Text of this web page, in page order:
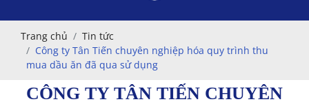
Trang chủ
Tin tức
Công ty Tân Tiến chuyên nghiệp hóa quy trình thu
mua dầu ăn đã qua sử dụng
CÔNG TY TÂN TIẾN CHUYÊN